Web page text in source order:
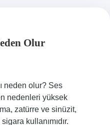
Olur
neden olur? Ses
nedenleri yüksek
zatürre ve sinüzit,
kullanımıdır.